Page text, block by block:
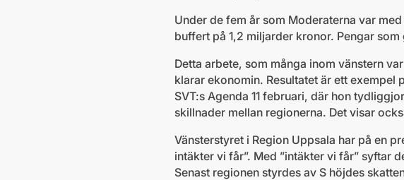
Under de fem år som Moderaterna var
buffert på 1,2 miljarder kronor. Pengar
Detta arbete, som många inom vänstern
klarar ekonomin. Resultatet är ett
SVT:s Agenda 11 februari, där hon
skillnader mellan regionerna. Det visar
Vänsterstyret i Region Uppsala har på en
intäkter vi får”. Med ”intäkter vi får” syftar
Senast regionen styrdes av S höjdes